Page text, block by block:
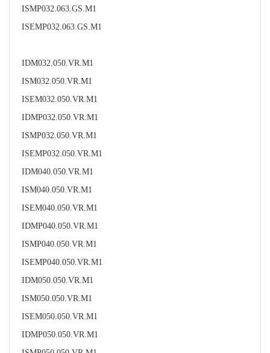
ISMP032.063.GS.M1
ISEMP032.063.GS.M1
IDM032.050.VR.M1
ISM032.050.VR.M1
ISEM032.050.VR.M1
IDMP032.050.VR.M1
ISMP032.050.VR.M1
ISEMP032.050.VR.M1
IDM040.050.VR.M1
ISM040.050.VR.M1
ISEM040.050.VR.M1
IDMP040.050.VR.M1
ISMP040.050.VR.M1
ISEMP040.050.VR.M1
IDM050.050.VR.M1
ISM050.050.VR.M1
ISEM050.050.VR.M1
IDMP050.050.VR.M1